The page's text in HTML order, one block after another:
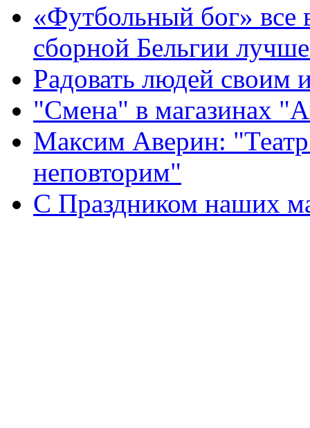
«Футбольный бог» все
сборной Бельгии
Радовать людей своим
"Смена" в магазинах
Максим Аверин:
неповторим"
С Праздником наших